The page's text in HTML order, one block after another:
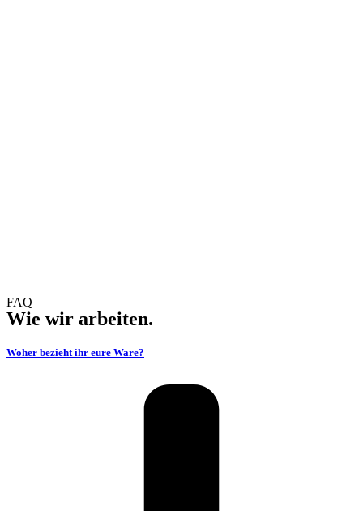
FAQ
Wie wir arbeiten.
Woher bezieht ihr eure Ware?